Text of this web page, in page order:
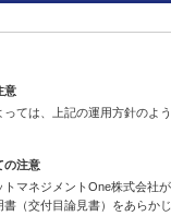
意
ては、上記の運用方針のよ
の注意
マネジメントOne株式会社
（交付目論見書）をあらか